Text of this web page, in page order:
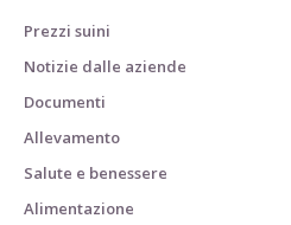
Prezzi suini
Notizie dalle aziende
Documenti
Allevamento
Salute e benessere
Alimentazione